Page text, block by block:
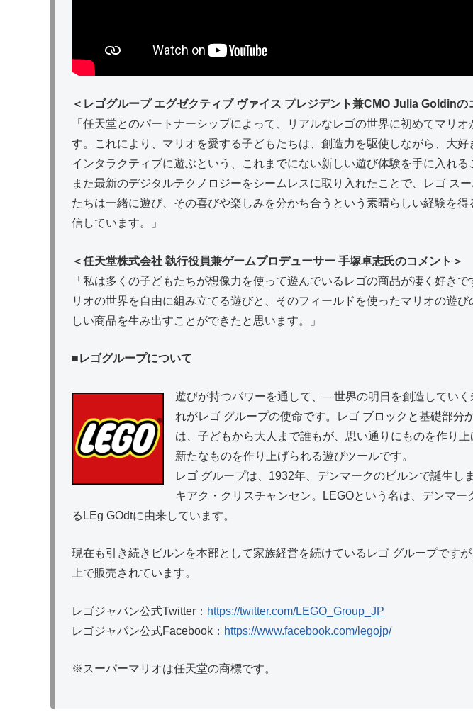
＜レゴグループ エグゼクティブ ヴァイス プレジデント兼CMO Julia Goldinの
「任天堂とのパートナーシップによって、リアルなレゴの世界に初めてマリ
す。これにより、マリオを愛する子どもたちは、創造力を駆使しながら、大好
インタラクティブに遊ぶという、これまでにない新しい遊び体験を手に入れる
また最新のデジタルテクノロジーをシームレスに取り入れたことで、レゴ ス
たちは一緒に遊び、その喜びや楽しみを分かち合うという素晴らしい経験を
信しています。」
＜任天堂株式会社 執行役員兼ゲームプロデューサー 手塚卓志氏のコメント＞
「私は多くの子どもたちが想像力を使って遊んでいるレゴの商品が凄く好き
リオの世界を自由に組み立てる遊びと、そのフィールドを使ったマリオの遊
しい商品を生み出すことができたと思います。」
■レゴグループについて
遊びが持つパワーを通して、—世界の明日を創造してい
れがレゴ グループの使命です。レゴ ブロックと基礎部分
は、子どもから大人まで誰もが、思い通りにものを作り
新たなものを作り上げられる遊びツールです。
レゴ グループは、1932年、デンマークのビルンで誕生し
キアク・クリスチャンセン。LEGOという名は、デンマー
るLEg GOdtに由来しています。
現在も引き続きビルンを本部として家族経営を続けているレゴ グループです
上で販売されています。
レゴジャパン公式Twitter： https://twitter.com/LEGO_Group_JP
レゴジャパン公式Facebook： https://www.facebook.com/legojp/
※スーパーマリオは任天堂の商標です。